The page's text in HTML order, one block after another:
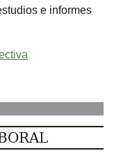
e informes